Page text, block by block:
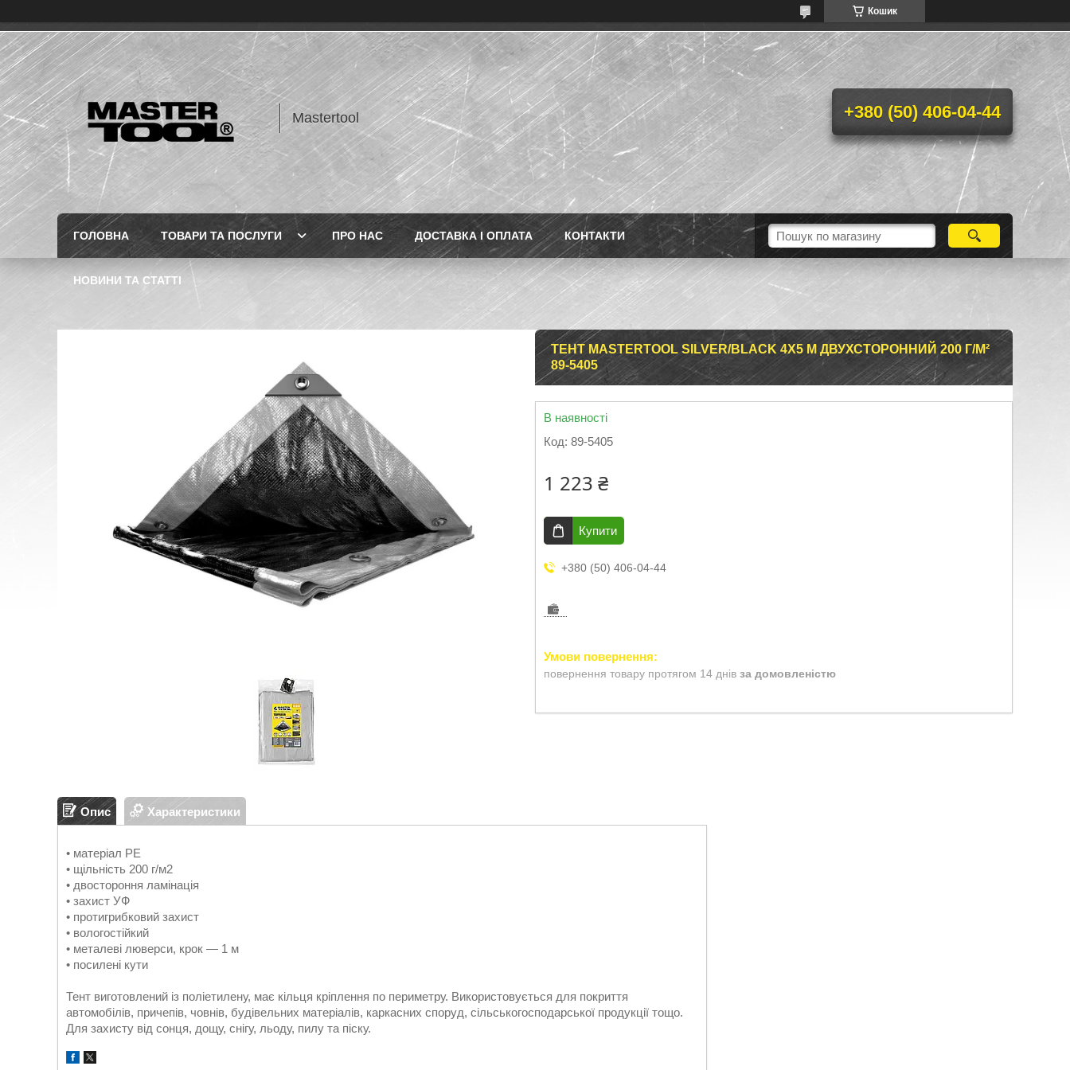
Кошик
Mastertool +380 (50) 406-04-44
ГОЛОВНА ТОВАРИ ТА ПОСЛУГИ ПРО НАС ДОСТАВКА І ОПЛАТА КОНТАКТИ
НОВИНИ ТА СТАТТІ
ТЕНТ MASTERTOOL SILVER/BLACK 4Х5 М ДВУХСТОРОННИЙ 200 Г/М²
89-5405
В наявності
Код: 89-5405
1 223 ₴
Купити
+380 (50) 406-04-44
повернення товару протягом 14 днів за домовленістю
Опис Характеристики
• матеріал PE
• щільність 200 г/м2
• двостороння ламінація
• захист УФ
• протигрибковий захист
• вологостійкий
• металеві люверси, крок — 1 м
• посилені кути
Тент виготовлений із поліетилену, має кільця кріплення по периметру. Використовується для покриття
автомобілів, причепів, човнів, будівельних матеріалів, каркасних споруд, сільськогосподарської продукції тощо.
Для захисту від сонця, дощу, снігу, льоду, пилу та піску.